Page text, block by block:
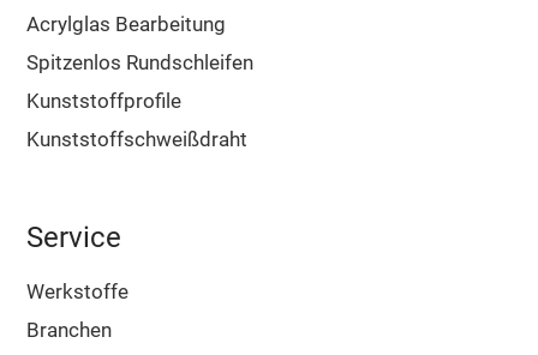
Acrylglas Bearbeitung
Spitzenlos Rundschleifen
Kunststoffprofile
Kunststoffschweißdraht
Service
Werkstoffe
Branchen